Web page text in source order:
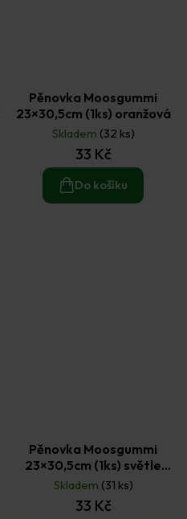
Pěnovka Moosgummi
23×30,5cm (1ks) oranžová
Skladem (32 ks)
33 Kč
Do košíku
Pěnovka Moosgummi
23×30,5cm (1ks) světle
hnědá
Skladem (31 ks)
33 Kč